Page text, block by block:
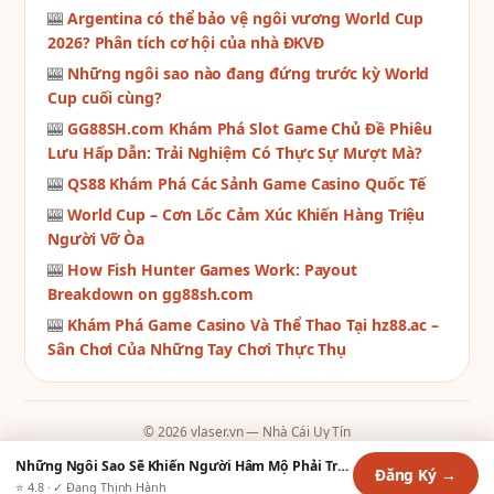
🎰 Argentina có thể bảo vệ ngôi vương World Cup
2026? Phân tích cơ hội của nhà ĐKVĐ
🎰 Những ngôi sao nào đang đứng trước kỳ World
Cup cuối cùng?
🎰 GG88SH.com Khám Phá Slot Game Chủ Đề Phiêu
Lưu Hấp Dẫn: Trải Nghiệm Có Thực Sự Mượt Mà?
🎰 QS88 Khám Phá Các Sảnh Game Casino Quốc Tế
🎰 World Cup – Cơn Lốc Cảm Xúc Khiến Hàng Triệu
Người Vỡ Òa
🎰 How Fish Hunter Games Work: Payout
Breakdown on gg88sh.com
🎰 Khám Phá Game Casino Và Thể Thao Tại hz88.ac –
Sân Chơi Của Những Tay Chơi Thực Thụ
© 2026 vlaser.vn — Nhà Cái Uy Tín
Contact ·Chính Sách Giao Dịch·Chính Sách Hoàn Trả ·Chính Sách Bảo
Mật
Điều Khoản Dịch Vụ Tra Cứu Vé Tất Cả Game ·Sitemap
Những Ngôi Sao Sẽ Khiến Người Hâm Mộ Phải Trầm Trồ
⭐ 4.8 · ✓ Đang Thịnh Hành
Đăng Ký →